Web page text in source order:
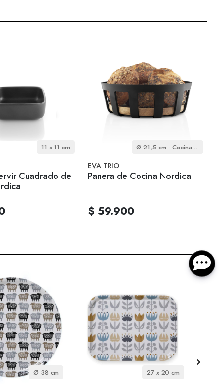
11 x 11 cm
Cuadrado de
Ø 21,5 cm - Cocina Nórdica
EVA TRIO
Panera de Cocina Nordica
$ 59.900
Ø 38 cm 27 x 20 cm